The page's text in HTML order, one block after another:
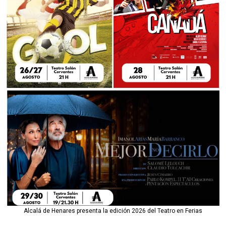
Alcalá de Henares presenta la edición 2026 del Teatro en Ferias